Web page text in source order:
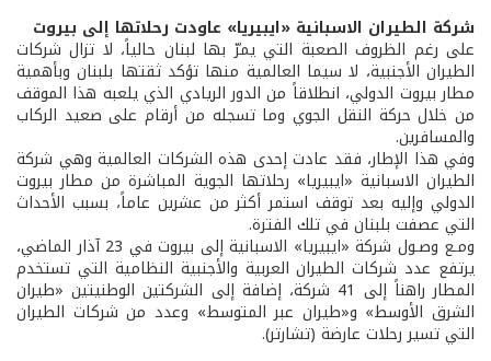
شركة الطيران الاسبانية «ايبيريا» عاودت رحلاتها إلى بيروت
على رغم الظروف الصعبة التي يمرّ بها لبنان حالياً، لا تزال شركات
الطيران الأجنبية، لا سيما العالمية منها تؤكد ثقتها بلبنان وبأهمية
مطار بيروت الدولي، انطلاقاً من الدور الريادي الذي يلعبه هذا الموقف
من خلال حركة النقل الجوي وما تسجله من أرقام على صعيد الركاب
والمسافرين.
وفي هذا الإطار، فقد عادت إحدى هذه الشركات العالمية وهي شركة
الطيران الاسبانية «ايبيريا» رحلاتها الجوية المباشرة من مطار بيروت
الدولي وإليه بعد توقف استمر أكثر من عشرين عاماً، بسبب الأحداث
التي عصفت بلبنان في تلك الفترة.
ومـع وصـول شركة «ايبيريا» الاسبانية إلى بيروت في 23 آذار الماضي،
يرتفع عدد شركات الطيران العربية والأجنبية النظامية التي تستخدم
المطار راهناً إلى 41 شركة، إضافة إلى الشركتين الوطنيتين «طيران
الشرق الأوسط» و«طيران عبر المتوسط» وعدد من شركات الطيران
التي تسير رحلات عارضة (تشارتر).